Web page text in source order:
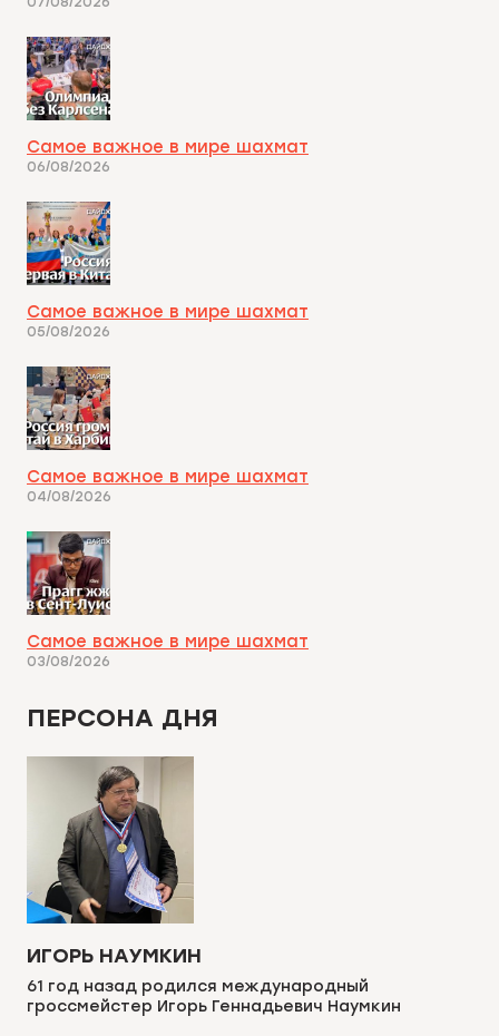
Самое важное в мире шахмат
06/08/2026
Самое важное в мире шахмат
05/08/2026
Самое важное в мире шахмат
04/08/2026
Самое важное в мире шахмат
03/08/2026
ПЕРСОНА ДНЯ
ИГОРЬ НАУМКИН
61 год назад родился международный
гроссмейстер Игорь Геннадьевич Наумкин